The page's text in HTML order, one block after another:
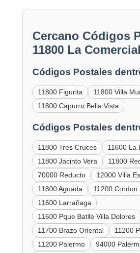
Cercano Códigos
11800 La Comercial
Códigos Postales
11800 Figurita
11800 Villa
11800 Capurro Bella Vista
Códigos Postales
11800 Tres Cruces
11600 La
11800 Jacinto Vera
11800
70000 Reducto
12000 Villa
11800 Aguada
11200 Cordon
11600 Larrañaga
11600 Pque Batlle Villa Dolores
11700 Brazo Oriental
11200
11200 Palermo
94000